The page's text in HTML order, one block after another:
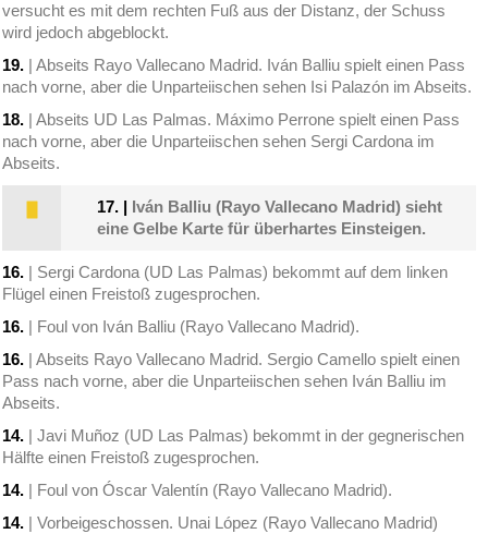
versucht es mit dem rechten Fuß aus der Distanz, der Schuss
wird jedoch abgeblockt.
19. | Abseits Rayo Vallecano Madrid. Iván Balliu spielt einen Pass
nach vorne, aber die Unparteiischen sehen Isi Palazón im Abseits.
18. | Abseits UD Las Palmas. Máximo Perrone spielt einen Pass
nach vorne, aber die Unparteiischen sehen Sergi Cardona im
Abseits.
17. | Iván Balliu (Rayo Vallecano Madrid) sieht
eine Gelbe Karte für überhartes Einsteigen.
16. | Sergi Cardona (UD Las Palmas) bekommt auf dem linken
Flügel einen Freistoß zugesprochen.
16. | Foul von Iván Balliu (Rayo Vallecano Madrid).
16. | Abseits Rayo Vallecano Madrid. Sergio Camello spielt einen
Pass nach vorne, aber die Unparteiischen sehen Iván Balliu im
Abseits.
14. | Javi Muñoz (UD Las Palmas) bekommt in der gegnerischen
Hälfte einen Freistoß zugesprochen.
14. | Foul von Óscar Valentín (Rayo Vallecano Madrid).
14. | Vorbeigeschossen. Unai López (Rayo Vallecano Madrid)